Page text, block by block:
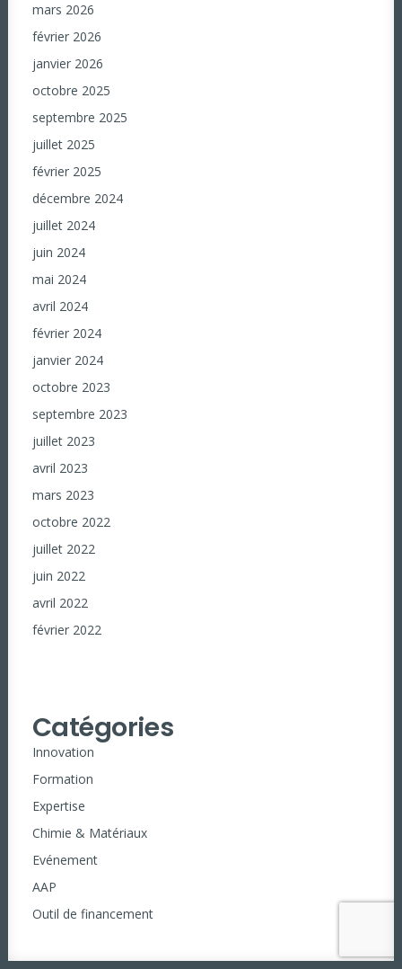
mars 2026
février 2026
janvier 2026
octobre 2025
septembre 2025
juillet 2025
février 2025
décembre 2024
juillet 2024
juin 2024
mai 2024
avril 2024
février 2024
janvier 2024
octobre 2023
septembre 2023
juillet 2023
avril 2023
mars 2023
octobre 2022
juillet 2022
juin 2022
avril 2022
février 2022
Catégories
Innovation
Formation
Expertise
Chimie & Matériaux
Evénement
AAP
Outil de financement